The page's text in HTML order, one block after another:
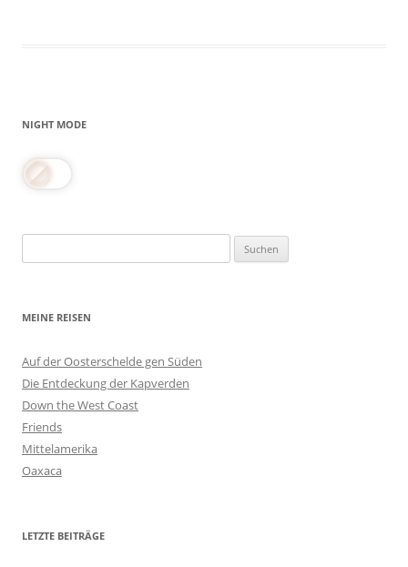
NIGHT MODE
nach:
MEINE REISEN
Auf der Oosterschelde gen Süden
Die Entdeckung der Kapverden
Down the West Coast
Friends
Mittelamerika
Oaxaca
LETZTE BEITRÄGE